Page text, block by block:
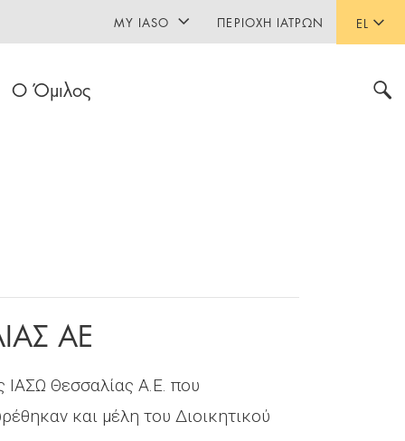
EL
Ο Όμιλος
MY IASO ΠΕΡΙΟΧΉ ΙΑΤΡΏΝ
ΑΕ
ΙΑΣΩ Θεσσαλίας Α.Ε. που
και μέλη του Διοικητικού